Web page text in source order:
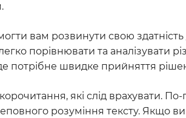
вам розвинути свою
порівнювати та аналізувати
потрібне швидке прийняття
які слід
розуміння тексту. Якщо